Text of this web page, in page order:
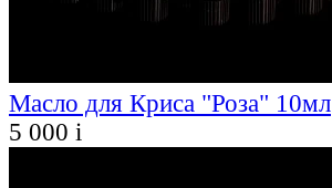
Масло для Криса "Роза" 10мл
5 000 i